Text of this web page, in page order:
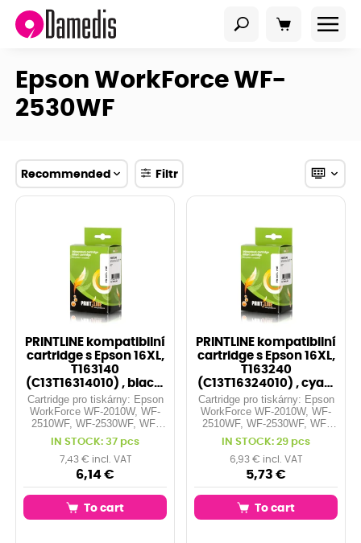
Epson WorkForce WF-
2530WF
Recommended Filtr
PRINTLINE kompatibilní
cartridge s Epson 16XL,
T163140
(C13T16314010) , black,
čip
Cartridge pro tiskárny: Epson
WorkForce WF-2010W, WF-
2510WF, WF-2530WF, WF-
2540WF, WF-2750DWF...
Kapacita: 12,9 ml Barva:
black
IN STOCK: 37 pcs
7,43 € incl. VAT
6,14 €
To cart
PRINTLINE kompatibilní
cartridge s Epson 16XL,
T163240
(C13T16324010) , cyan,
čip
Cartridge pro tiskárny: Epson
WorkForce WF-2010W, WF-
2510WF, WF-2530WF, WF-
2540WF, WF-2750DWF...
Kapacita: 6,5 ml Barva: cyan
IN STOCK: 29 pcs
6,93 € incl. VAT
5,73 €
To cart